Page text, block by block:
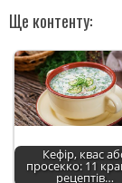
Ще контенту:
Кефір, квас
просекко: 11
рецептів…